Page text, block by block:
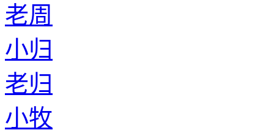
老周
小归
老归
小牧